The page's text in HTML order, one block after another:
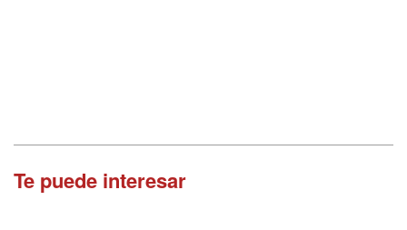
Te puede interesar